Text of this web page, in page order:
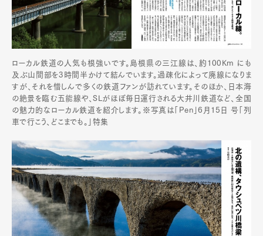
ローカル鉄道の人気も根強いです。島根県の三江線は、約100Km にも
及ぶ山間部を3時間半かけて結んでいます。過疎化によって廃線になりま
すが、それを惜しんで多くの鉄道ファンが訪れています。そのほか、日本海
の絶景を臨む五能線や、SLがほぼ毎日運行される大井川鉄道など、全国
の魅力的なローカル鉄道を紹介します。※写真は「Pen」6月15日 号「列
車で行こう、どこまでも。」特集